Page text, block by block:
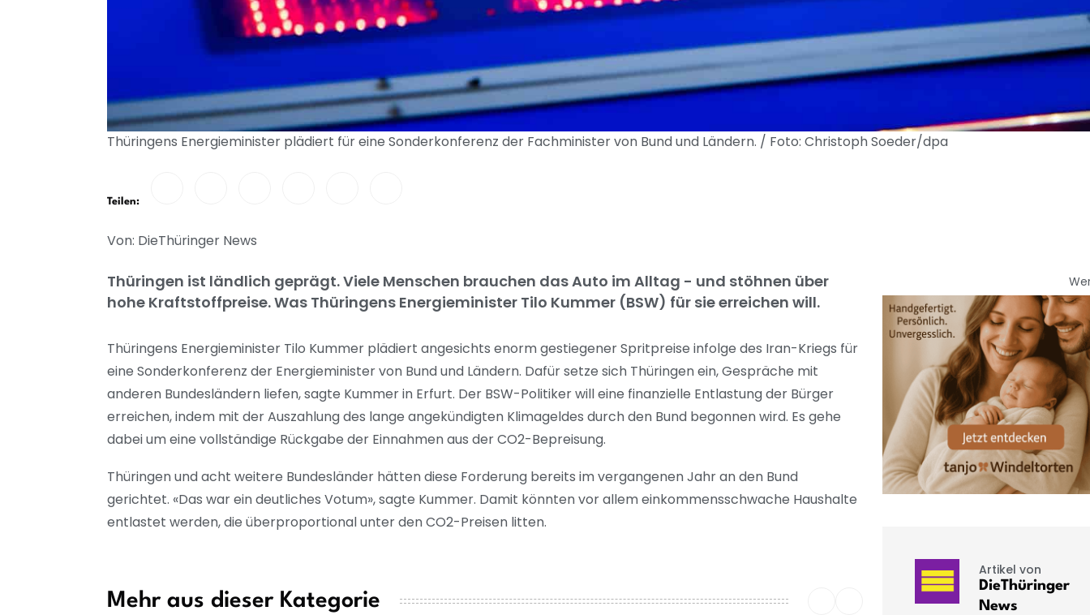
Thüringens Energieminister plädiert für eine Sonderkonferenz der Fachminister von Bund und Ländern. / Foto: Christoph Soeder/dpa
Teilen:
Von: DieThüringer News
Thüringen ist ländlich geprägt. Viele Menschen brauchen das Auto im Alltag - und stöhnen über
hohe Kraftstoffpreise. Was Thüringens Energieminister Tilo Kummer (BSW) für sie erreichen will.
Thüringens Energieminister Tilo Kummer plädiert angesichts enorm gestiegener Spritpreise infolge des Iran-Kriegs für
eine Sonderkonferenz der Energieminister von Bund und Ländern. Dafür setze sich Thüringen ein, Gespräche mit
anderen Bundesländern liefen, sagte Kummer in Erfurt. Der BSW-Politiker will eine finanzielle Entlastung der Bürger
erreichen, indem mit der Auszahlung des lange angekündigten Klimageldes durch den Bund begonnen wird. Es gehe
dabei um eine vollständige Rückgabe der Einnahmen aus der CO2-Bepreisung.
Thüringen und acht weitere Bundesländer hätten diese Forderung bereits im vergangenen Jahr an den Bund
gerichtet. «Das war ein deutliches Votum», sagte Kummer. Damit könnten vor allem einkommensschwache Haushalte
entlastet werden, die überproportional unter den CO2-Preisen litten.
Mehr aus dieser Kategorie
Artikel von
DieThüringer
News